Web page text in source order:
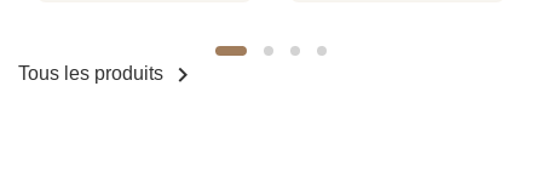
Tous les produits 